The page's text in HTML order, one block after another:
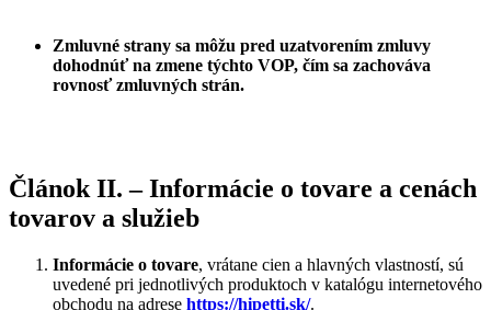
Zmluvné strany sa môžu pred uzatvorením zmluvy
dohodnúť na zmene týchto VOP, čím sa zachováva
rovnosť zmluvných strán.
Článok II. – Informácie o tovare a cenách
tovarov a služieb
Informácie o tovare, vrátane cien a hlavných vlastností, sú
uvedené pri jednotlivých produktoch v katalógu internetového
obchodu na adrese https://hipetti.sk/.